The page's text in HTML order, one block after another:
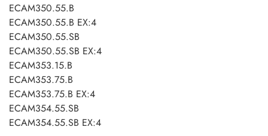
ECAM350.55.B
ECAM350.55.B EX:4
ECAM350.55.SB
ECAM350.55.SB EX:4
ECAM353.15.B
ECAM353.75.B
ECAM353.75.B EX:4
ECAM354.55.SB
ECAM354.55.SB EX:4